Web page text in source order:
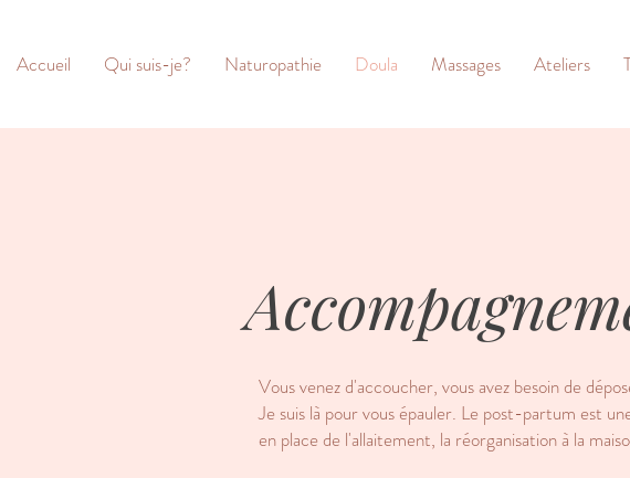
Accueil Qui suis-je? Naturopathie Doula Massages Ateliers
Vous venez d'accoucher, vous avez besoin de
Je suis là pour vous épauler. Le post-partum est
en place de l'allaitement, la réorganisation à la